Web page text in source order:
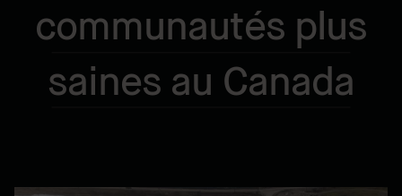
communautés plus
saines au Canada